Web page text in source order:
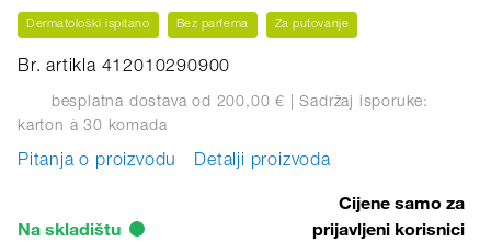
Dermatološki ispitano Bez parfema Za putovanje
Br. artikla 412010290900
besplatna dostava od 200,00 € | Sadržaj isporuke:
karton à 30 komada
Pitanja o proizvodu Detalji proizvoda
Na skladištu
Cijene samo za
prijavljeni korisnici